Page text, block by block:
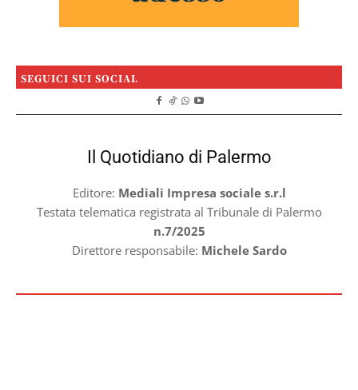
SEGUICI SUI SOCIAL
Il Quotidiano di Palermo
Editore: Mediali Impresa sociale s.r.l
Testata telematica registrata al Tribunale di Palermo
n.7/2025
Direttore responsabile: Michele Sardo